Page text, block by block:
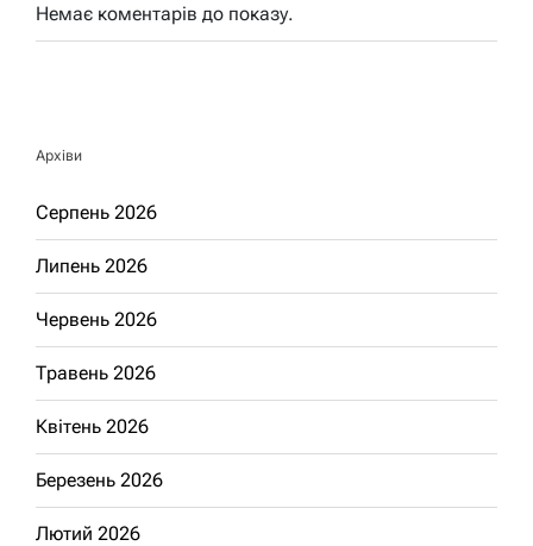
Немає коментарів до показу.
Архіви
Серпень 2026
Липень 2026
Червень 2026
Травень 2026
Квітень 2026
Березень 2026
Лютий 2026